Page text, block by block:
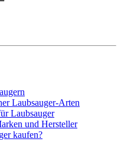
Laubsauger-Arten
Laubsauger
und Hersteller
kaufen?